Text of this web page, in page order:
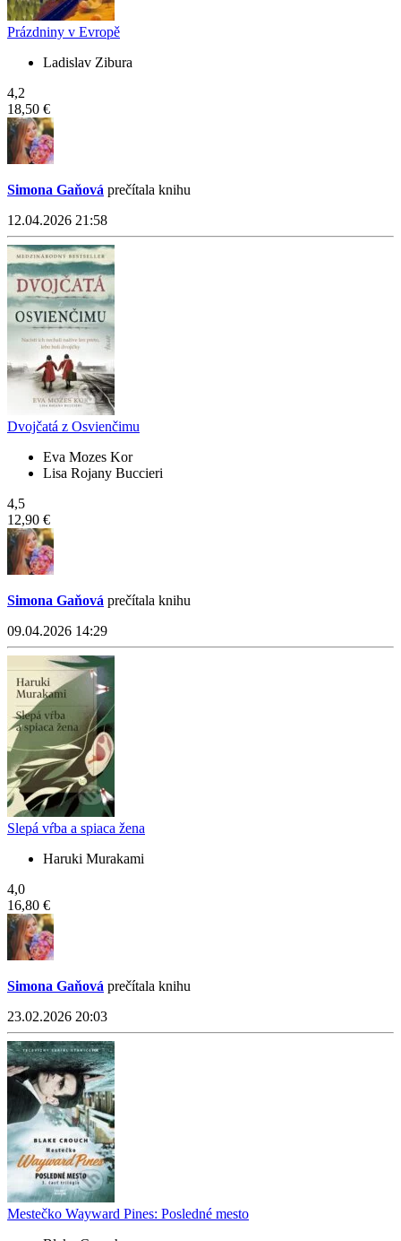
Prázdniny v Evropě
Ladislav Zibura
4,2
18,50 €
Simona Gaňová prečítala knihu
12.04.2026 21:58
Dvojčatá z Osvienčimu
Eva Mozes Kor
Lisa Rojany Buccieri
4,5
12,90 €
Simona Gaňová prečítala knihu
09.04.2026 14:29
Slepá vŕba a spiaca žena
Haruki Murakami
4,0
16,80 €
Simona Gaňová prečítala knihu
23.02.2026 20:03
Mestečko Wayward Pines: Posledné mesto